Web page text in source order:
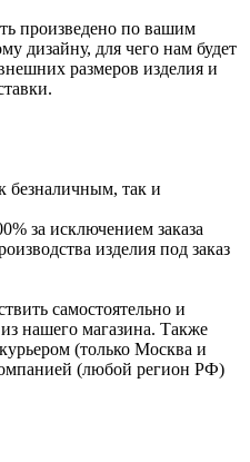
произведено по вашим
дизайну, для чего нам будет
размеров изделия и
безналичным, так и
за исключением заказа
изделия под заказ
самостоятельно и
нашего магазина. Также
(только Москва и
(любой регион РФ)